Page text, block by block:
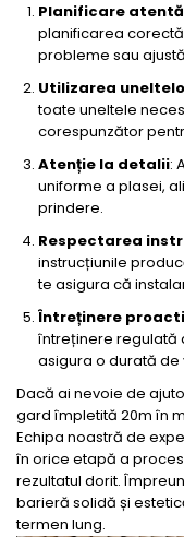
Planificare atentă
planificarea
probleme sau
Utilizarea
toate uneltele
corespunzător
Atenție la detalii:
uniforme a plasei,
prindere.
Respectarea
instrucțiunile
te asigura că
Întreținere
întreținere regulată
asigura o durată
Dacă ai nevoie de
gard împletită 20m în
Echipa noastră de
în orice etapă a
rezultatul dorit.
barieră solidă și
termen lung.